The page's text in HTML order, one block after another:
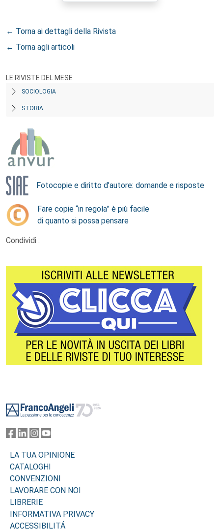
← Torna ai dettagli della Rivista
← Torna agli articoli
LE RIVISTE DEL MESE
SOCIOLOGIA
STORIA
Fotocopie e diritto d’autore: domande e risposte
Fare copie “in regola” è più facile
di quanto si possa pensare
Condividi :
LA TUA OPINIONE
CATALOGHI
CONVENZIONI
LAVORARE CON NOI
LIBRERIE
INFORMATIVA PRIVACY
ACCESSIBILITÁ